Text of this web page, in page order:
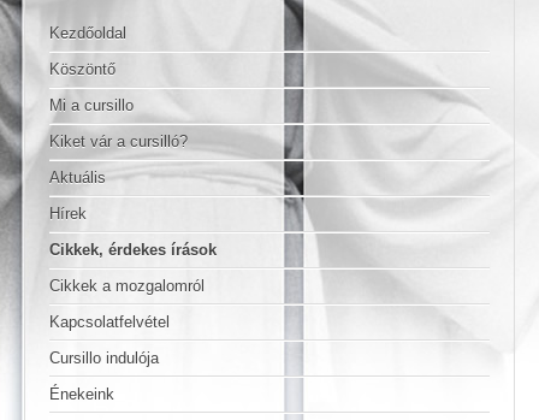
Kezdőoldal
Köszöntő
Mi a cursillo
Kiket vár a cursilló?
Aktuális
Hírek
Cikkek, érdekes írások
Cikkek a mozgalomról
Kapcsolatfelvétel
Cursillo indulója
Énekeink